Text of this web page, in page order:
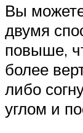
Вы
двумя
повыше,
более
либо
углом и